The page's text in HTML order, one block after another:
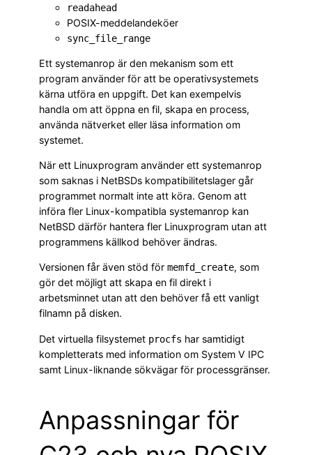
readahead
POSIX-meddelandeköer
sync_file_range
Ett systemanrop är den mekanism som ett
program använder för att be operativsystemets
kärna utföra en uppgift. Det kan exempelvis
handla om att öppna en fil, skapa en process,
använda nätverket eller läsa information om
systemet.
När ett Linuxprogram använder ett systemanrop
som saknas i NetBSDs kompatibilitetslager går
programmet normalt inte att köra. Genom att
införa fler Linux-kompatibla systemanrop kan
NetBSD därför hantera fler Linuxprogram utan att
programmens källkod behöver ändras.
Versionen får även stöd för memfd_create, som
gör det möjligt att skapa en fil direkt i
arbetsminnet utan att den behöver få ett vanligt
filnamn på disken.
Det virtuella filsystemet procfs har samtidigt
kompletterats med information om System V IPC
samt Linux-liknande sökvägar för processgränser.
Anpassningar för